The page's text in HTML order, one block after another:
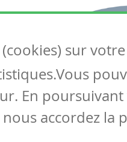
Suivez-
Contactez-
Soutien
sur
En
accordez la